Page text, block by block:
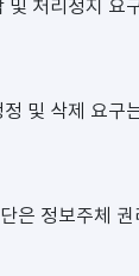
처리정지 요
및 삭제 요구
은 정보주체 권